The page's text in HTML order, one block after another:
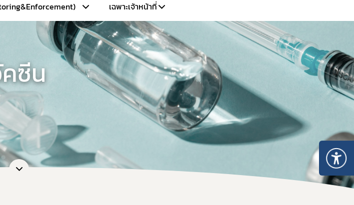
ยาสามัญและยาเสริมการรักษา
ยาใหม่และส่งเสริมการวิจัย
ยาชีววัตถุ
ผลิตภัณฑ์การแพทย์ขั้นสูง
ยาสำหรับสัตว์
ยาเคมีสำหรับสัตว์
ยาชีววัตถุสำหรับสัตว์
ยาแผนโบราณสำหรับสัตว์
เภสัชเคมีภัณฑ์
OSSC
การวินิจฉัยผลิตภัณฑ์ยา
หน้าหลัก
การตรวจประเมินมาตรฐานสถานที่
การตรวจประเมินมาตรฐาน GMDP
การตรวจประเมินมาตรฐาน GMP-Clearance
การตรวจประเมินมาตรฐาน GDP
การตรวจประเมินมาตรฐาน GPP
การตรวจตราการศึกษาวิจัยยา (GCP Inspection)
การต่ออายุใบอนุญาต
แบบฟอร์มที่เกี่ยวข้อง
คู่มือสำหรับมาตรฐานสถานประกอบการ
เฉพาะเจ้าหน้าที่
เฉพาะเจ้าหน้าที่
ระบบ LMS
ซีน